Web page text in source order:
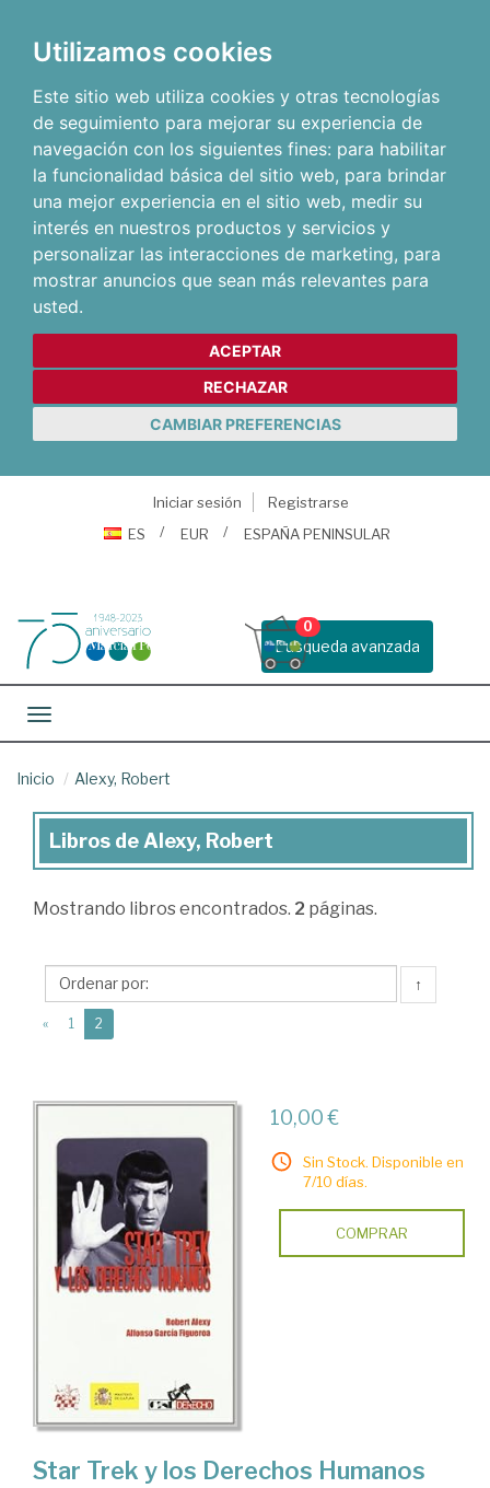
Utilizamos cookies
Este sitio web utiliza cookies y otras tecnologías
de seguimiento para mejorar su experiencia de
navegación con los siguientes fines: para habilitar
la funcionalidad básica del sitio web, para brindar
una mejor experiencia en el sitio web, medir su
interés en nuestros productos y servicios y
personalizar las interacciones de marketing, para
mostrar anuncios que sean más relevantes para
usted.
ACEPTAR
RECHAZAR
CAMBIAR PREFERENCIAS
Iniciar sesión
Registrarse
ES
EUR ESPAÑA PENINSULAR
Busqueda avanzada
0
Toggle navigation
Inicio Alexy, Robert
Libros
Alexy,
Libros de Alexy, Robert
Mostrando libros encontrados. 2 páginas.
↑
« 1 2
10,00 €
Sin Stock. Disponible en
7/10 días.
COMPRAR
Star Trek y los Derechos Humanos